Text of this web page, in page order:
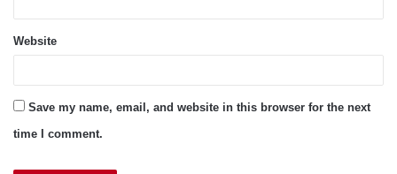
Website
Save my name, email, and website in this browser for the next
time I comment.